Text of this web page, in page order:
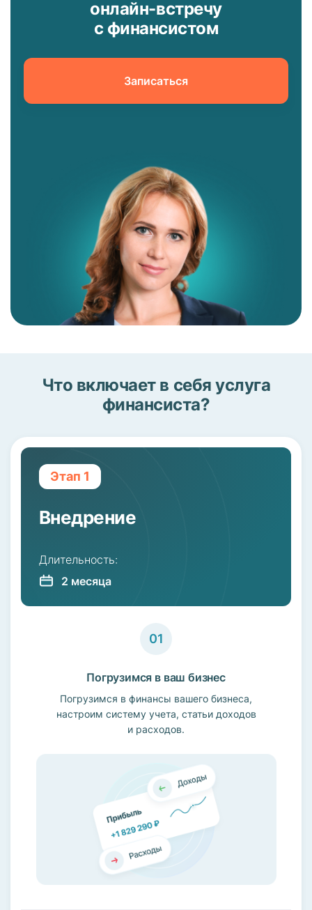
онлайн-встречу
с финансистом
Записаться
Что включает в себя услуга
финансиста?
Этап 1
Внедрение
Длительность:
2 месяца
Погрузимся в ваш бизнес
Погрузимся в финансы вашего бизнеса,
настроим систему учета, статьи доходов
и расходов.